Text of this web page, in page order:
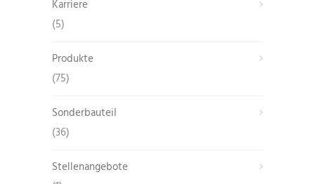
Karriere
(5)
Produkte
(75)
Sonderbauteil
(36)
Stellenangebote